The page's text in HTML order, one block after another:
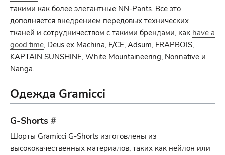
такими как более элегантные NN-Pants. Все это
дополняется внедрением передовых технических
тканей и сотрудничеством с такими брендами, как have a
good time, Deus ex Machina, F/CE, Adsum, FRAPBOIS,
KAPTAIN SUNSHINE, White Mountaineering, Nonnative и
Nanga.
Одежда Gramicci
G-Shorts #
Шорты Gramicci G-Shorts изготовлены из
высококачественных материалов, таких как нейлон или